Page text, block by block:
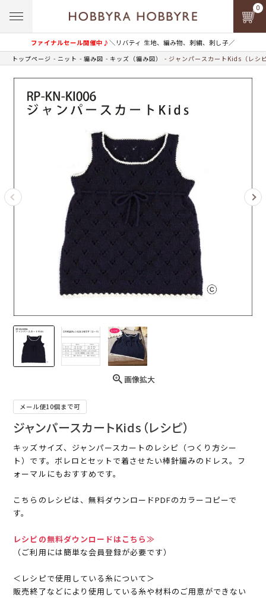
ファイナルセール開催中♪＼リバティ 生地、編み物、刺繍、刺し子／
0
トップページ ニット 編み図 キッズ（編み図） ジャンパースカートKids（レシ
画像拡大
メール便10個まで可
ジャンパースカートKids（レシピ）
キッズサイズ、ジャンパースカートのレシピ（つくり方シー
ト）です。ボレロとセットで着させたい棒針編みのドレス。フ
ォーマルにもおすすめです。
こちらのレシピは、無料ダウンロードPDFのカラーコピーで
す。
レシピの無料ダウンロードはこちら≫
（ご利用には簡単な会員登録が必要です）
＜レシピで使用している糸について＞
販売終了などにより使用している糸や材料のご用意ができない